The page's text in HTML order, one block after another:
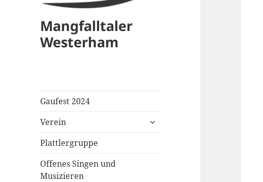
Mangfalltaler
Westerham
Gaufest 2024
Verein
untermenü
Plattlergruppe
Offenes Singen und
Musizieren